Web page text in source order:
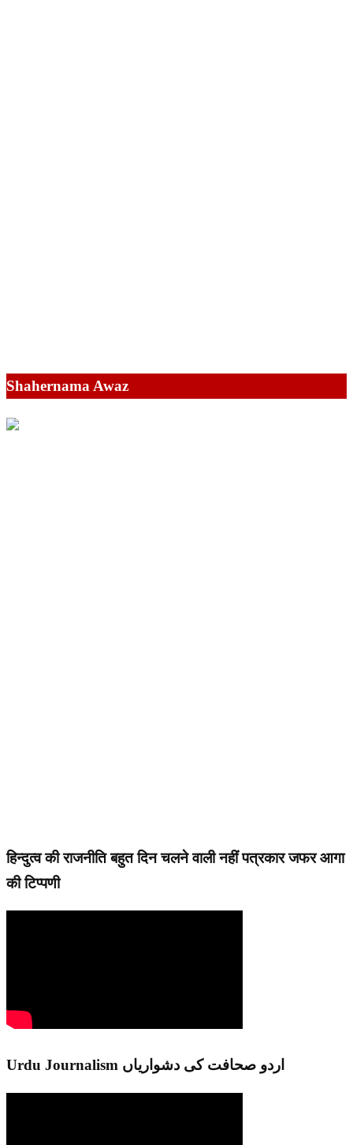
Shahernama Awaz
हिन्दुत्व की राजनीति बहुत दिन चलने वाली नहीं पत्रकार जफर आगा
की टिप्पणी
Urdu Journalism اردو صحافت کی دشواریاں